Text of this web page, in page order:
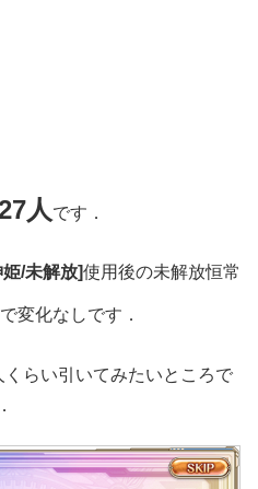
人 です．
/未解放]使用後の未解放恒常
変化なしです．
らい引いてみたいところで